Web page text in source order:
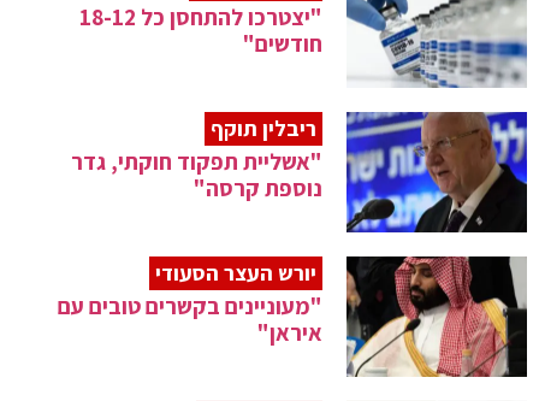
"יצטרכו להתחסן כל 18-12
חודשים"
ריבלין תוקף
"אשליית תפקוד חוקתי, גדר
נוספת קרסה"
יורש העצר הסעודי
"מעוניינים בקשרים טובים עם
איראן"